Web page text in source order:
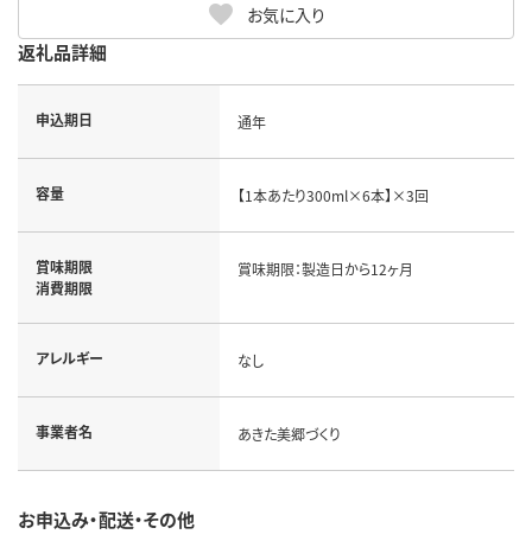
お気に入り
返礼品詳細
申込期日 通年
容量 【1本あたり300ml×6本】×3回
賞味期限
消費期限
賞味期限：製造日から12ヶ月
アレルギー なし
事業者名 あきた美郷づくり
お申込み・配送・その他